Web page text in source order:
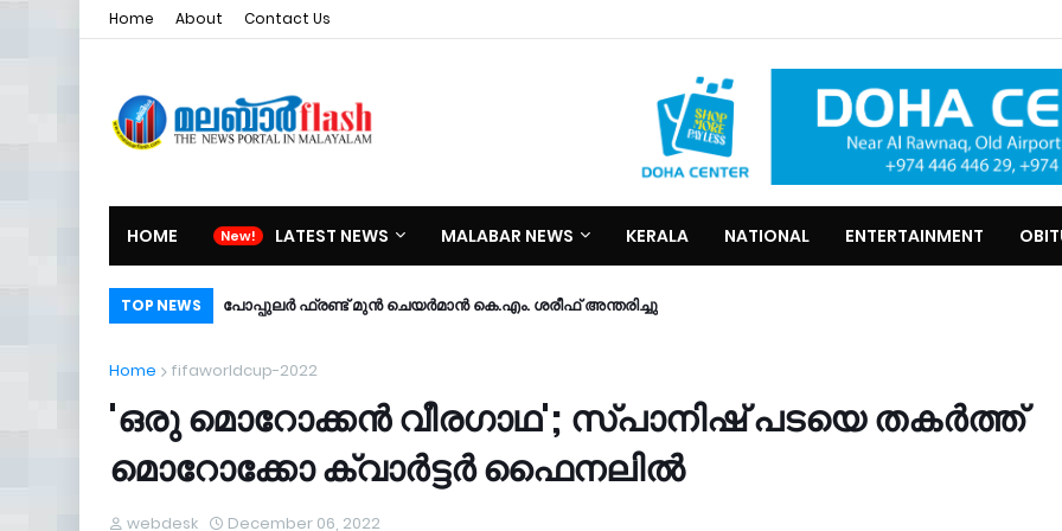
Home About Contact Us
HOME LATEST NEWS MALABAR NEWS KERALA NATIONAL ENTERTAINMENT
TOP NEWS പോപ്പുലർ ഫ്രണ്ട്​ മുൻ ചെയർമാൻ കെ.എം. ശരീഫ്​ അന്തരിച്ചു
Home fifaworldcup-2022
'ഒരു മൊറോക്കന്‍ വീരഗാഥ'; സ്പാനിഷ് പടയെ തകര്‍ത്ത്
മൊറോക്കോ ക്വാര്‍ട്ടര്‍ ഫൈനലില്‍
webdesk December 06, 2022